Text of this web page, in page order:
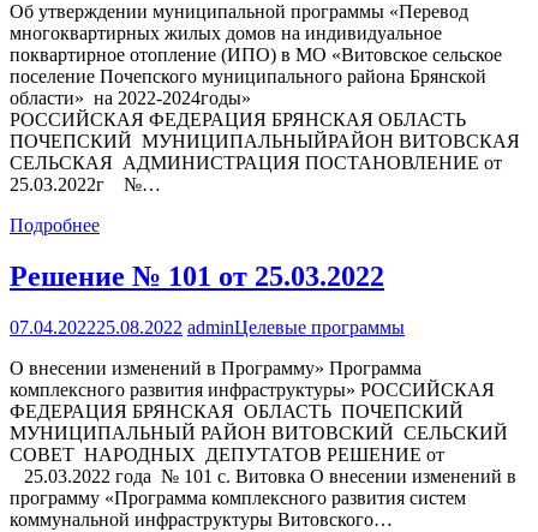
Об утверждении муниципальной программы «Перевод
многоквартирных жилых домов на индивидуальное
поквартирное отопление (ИПО) в МО «Витовское сельское
поселение Почепского муниципального района Брянской
области» на 2022-2024годы»
РОССИЙСКАЯ ФЕДЕРАЦИЯ БРЯНСКАЯ ОБЛАСТЬ
ПОЧЕПСКИЙ МУНИЦИПАЛЬНЫЙРАЙОН ВИТОВСКАЯ
СЕЛЬСКАЯ АДМИНИСТРАЦИЯ ПОСТАНОВЛЕНИЕ от
25.03.2022г №…
Подробнее
Решение № 101 от 25.03.2022
07.04.202225.08.2022 adminЦелевые программы
О внесении изменений в Программу» Программа
комплексного развития инфраструктуры» РОССИЙСКАЯ
ФЕДЕРАЦИЯ БРЯНСКАЯ ОБЛАСТЬ ПОЧЕПСКИЙ
МУНИЦИПАЛЬНЫЙ РАЙОН ВИТОВСКИЙ СЕЛЬСКИЙ
СОВЕТ НАРОДНЫХ ДЕПУТАТОВ РЕШЕНИЕ от
25.03.2022 года № 101 с. Витовка О внесении изменений в
программу «Программа комплексного развития систем
коммунальной инфраструктуры Витовского…